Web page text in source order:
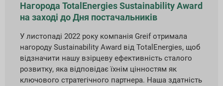
Нагорода TotalEnergies Sustainability Award
на заході до Дня постачальників
У листопаді 2022 року компанія Greif отримала
нагороду Sustainability Award від TotalEnergies, щоб
відзначити нашу взірцеву ефективність сталого
розвитку, яка відповідає їхнім цінностям як
ключового стратегічного партнера. Наша здатність